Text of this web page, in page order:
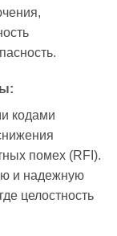
кодами
помех (RFI).
и надежную
целостность